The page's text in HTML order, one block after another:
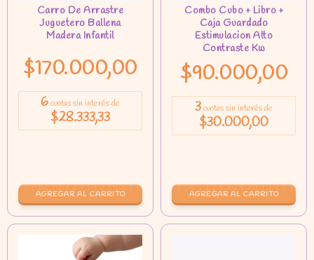
$170.000,00
6cuotas sin interés de
$28.333,33
$90.000,00
3cuotas sin interés de
$30.000,00